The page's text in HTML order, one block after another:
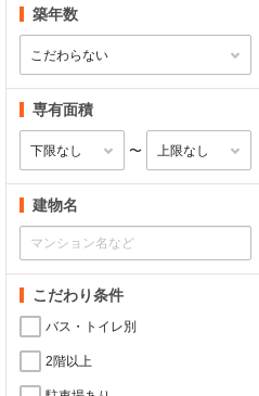
築年数
専有面積
〜
建物名
こだわり条件
バス・トイレ別
2階以上